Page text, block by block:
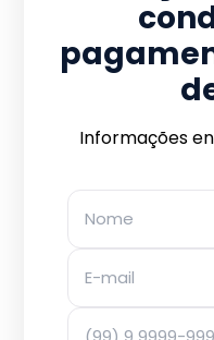
Informações